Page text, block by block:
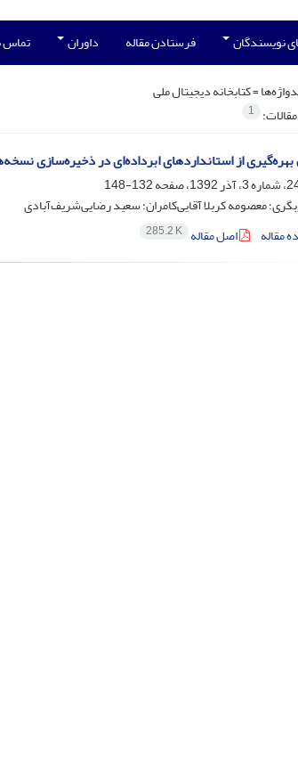
نویسندگان فرستادن مقاله داوران تماس
=کتابخانه دیجیتال ملی
1
بهره‌گیری از استانداردهای ابرداده‌ای در ذخیره‌سازی
132-148
معصومه کربلا آقایی‌کامران؛ سعید رضایی‌‌شریف‌‌آبادی
مقاله
اصل مقاله 285.2 K